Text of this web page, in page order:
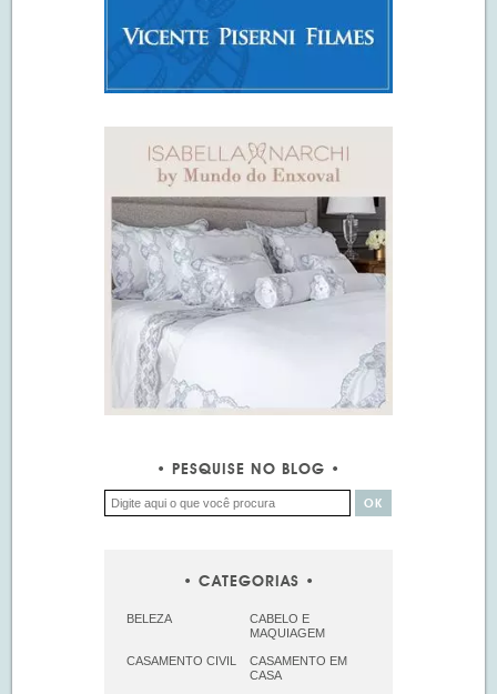
PESQUISE NO BLOG
CATEGORIAS
BELEZA
CABELO E
MAQUIAGEM
CASAMENTO CIVIL
CASAMENTO EM
CASA